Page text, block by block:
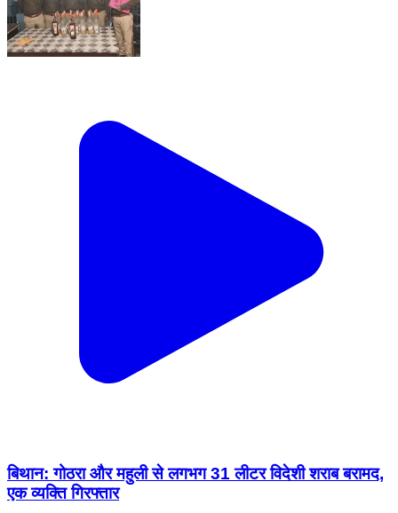
बिथान: गोठरा और महुली से लगभग 31 लीटर विदेशी शराब बरामद,
एक व्यक्ति गिरफ्तार